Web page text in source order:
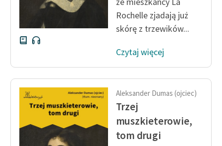
Logotypy
Materiały promocyjne
Polityka prywatności
Regulamin biblioteki
Dane fundacji i
sprawozdania finansowe
Regulamin darowizn
Informacja o treściach
Rochelle zjadają już
skórę z trzewików...
Czytaj więcej
Aleksander Dumas (ojciec)
Trzej
muszkieterowie,
tom drugi